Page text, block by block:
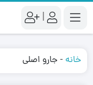
|
خانه- جارو اصلی